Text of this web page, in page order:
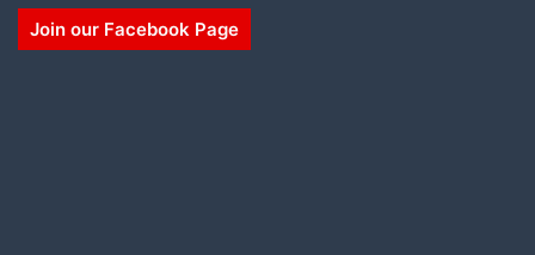
Join our Facebook Page